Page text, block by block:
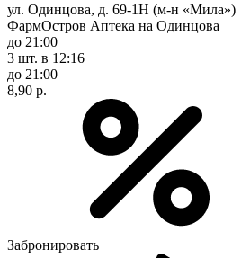
ул. Одинцова, д. 69-1Н (м-н «Мила»)
ФармОстров Аптека на Одинцова
до 21:00
3 шт. в 12:16
до 21:00
8,90 р.
Забронировать